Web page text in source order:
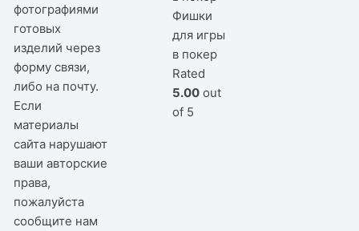
фотографиями
готовых
изделий через
форму связи,
либо на почту.
Если
материалы
сайта нарушают
ваши авторские
права,
пожалуйста
сообщите нам
Фишки
для игры
в покер
Rated
5.00 out
of 5